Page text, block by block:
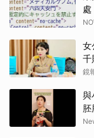
處
女
千
鏡
與
胚